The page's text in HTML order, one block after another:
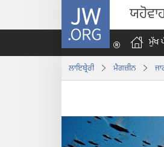
JW.ORG
ਮੁੱਖ
ਲਾਇਬ੍ਰੇਰੀ ਮੈਗਜ਼ੀਨ